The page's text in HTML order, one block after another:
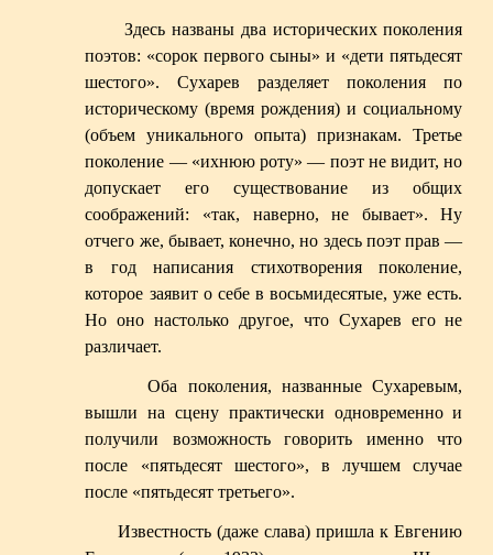
Здесь названы два исторических поколения
поэтов: «сорок первого сыны» и «дети пятьдесят
шестого». Сухарев разделяет поколения по
историческому (время рождения) и социальному
(объем уникального опыта) признакам. Третье
поколение — «ихнюю роту» — поэт не видит, но
допускает его существование из общих
соображений: «так, наверно, не бывает». Ну
отчего же, бывает, конечно, но здесь поэт прав —
в год написания стихотворения поколение,
которое заявит о себе в восьмидесятые, уже есть.
Но оно настолько другое, что Сухарев его не
различает.
Оба поколения, названные Сухаревым,
вышли на сцену практически одновременно и
получили возможность говорить именно что
после «пятьдесят шестого», в лучшем случае
после «пятьдесят третьего».
Известность (даже слава) пришла к Евгению